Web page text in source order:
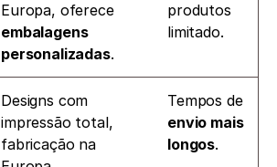
Europa, oferece
embalagens
personalizadas.
produtos
limitado.
Designs com
impressão total,
fabricação na
Tempos de
envio mais
longos.